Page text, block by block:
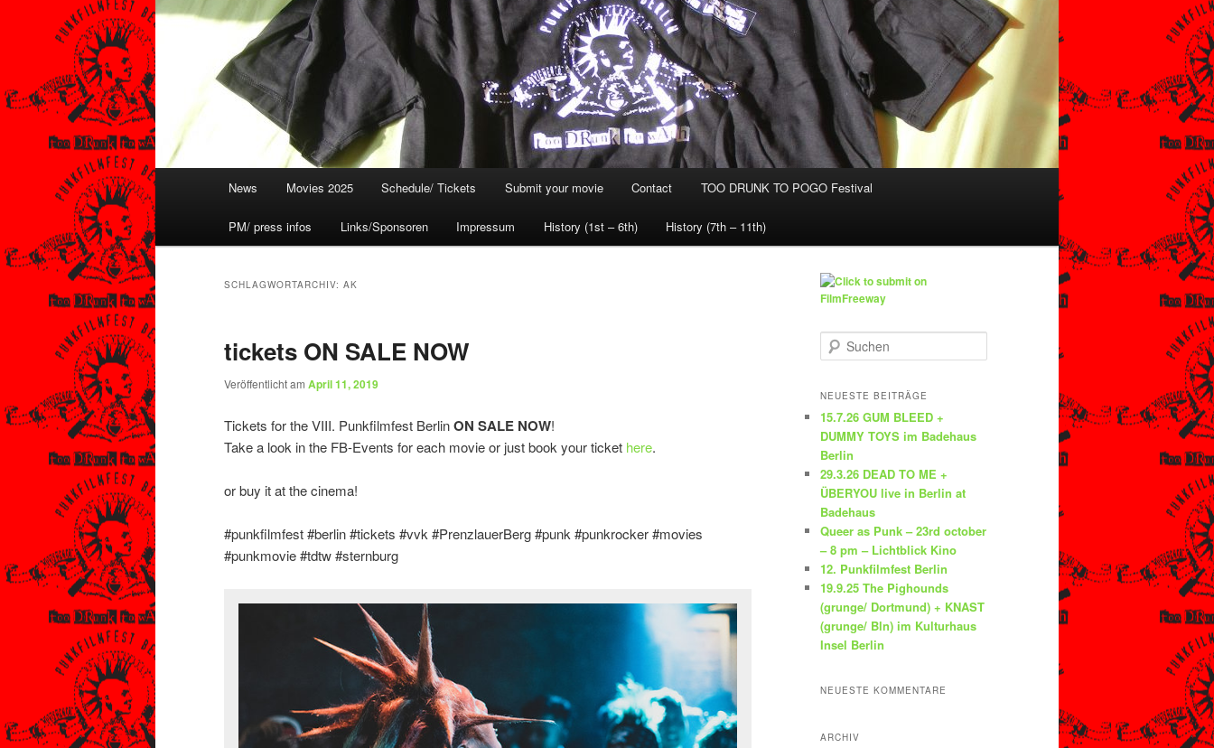
News Movies 2025 Schedule/ Tickets Submit your movie Contact TOO DRUNK TO POGO Festival
PM/ press infos Links/Sponsoren Impressum History (1st – 6th) History (7th – 11th)
SCHLAGWORTARCHIV: AK
tickets ON SALE NOW
Veröffentlicht am April 11, 2019
Tickets for the VIII. Punkfilmfest BerlinON SALE NOW!
Take a look in the FB-Events for each movie or just book your ticket here.
or buy it at the cinema!
#punkfilmfest #berlin #tickets #vvk #PrenzlauerBerg #punk #punkrocker #movies
#punkmovie #tdtw #sternburg
u
h
n
NEUESTE BEITRÄGE
15.7.26 GUM BLEED +
DUMMY TOYS im Badehaus
Berlin
29.3.26 DEAD TO ME +
ÜBERYOU live in Berlin at
Badehaus
Queer as Punk – 23rd october
– 8 pm – Lichtblick Kino
12. Punkfilmfest Berlin
19.9.25 The Pighounds
(grunge/ Dortmund) + KNAST
(grunge/ Bln) im Kulturhaus
Insel Berlin
NEUESTE KOMMENTARE
ARCHIV